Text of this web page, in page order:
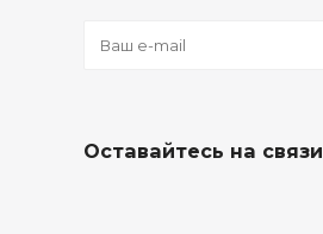
Оставайтесь на связи